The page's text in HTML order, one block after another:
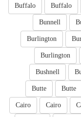
Buffalo
Buffalo
Bunnell
Burlington
Burlington
Bushnell
Butte
Butte
Cairo
Cairo